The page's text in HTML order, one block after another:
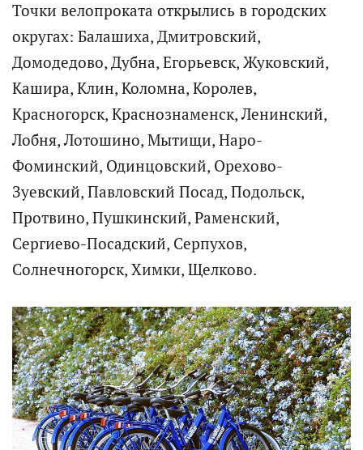
Точки велопроката открылись в городских
округах: Балашиха, Дмитровский,
Домодедово, Дубна, Егорьевск, Жуковский,
Кашира, Клин, Коломна, Королев,
Красногорск, Краснознаменск, Ленинский,
Лобня, Лотошино, Мытищи, Наро-
Фоминский, Одинцовский, Орехово-
Зуевский, Павловский Посад, Подольск,
Протвино, Пушкинский, Раменский,
Сергиево-Посадский, Серпухов,
Солнечногорск, Химки, Щелково.